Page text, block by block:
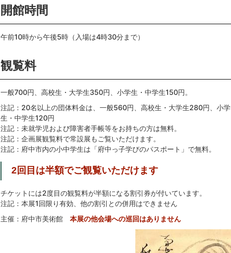
開館時間
午前10時から午後5時（入場は4時30分まで）
観覧料
一般700円、高校生・大学生350円、小学生・中学生150円。
注記：20名以上の団体料金は、一般560円、高校生・大学生280円、小学
生・中学生120円
注記：未就学児および障害者手帳等をお持ちの方は無料。
注記：企画展観覧料で常設展もご覧いただけます。
注記：府中市内の小中学生は「府中っ子学びのパスポート」で無料。
2回目は半額でご観覧いただけます
チケットには2度目の観覧料が半額になる割引券が付いています。
注記：本展1回限り有効、他の割引との併用はできません
主催：府中市美術館 本展の他会場への巡回はありません